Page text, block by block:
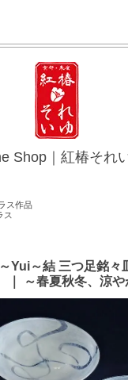
Shop｜紅椿それ
ス作品
ス
Yui～結 三つ足銘々
｜ ～春夏秋冬、涼や